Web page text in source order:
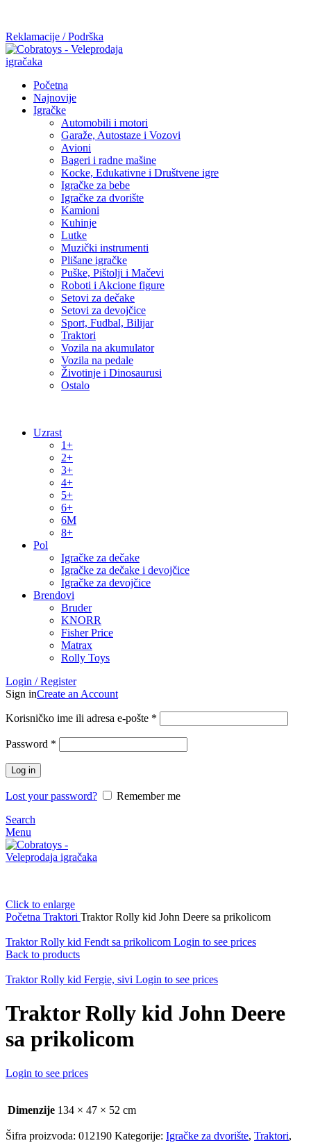
Reklamacije / Podrška
Početna
Najnovije
Igračke
Automobili i motori
Garaže, Autostaze i Vozovi
Avioni
Bageri i radne mašine
Kocke, Edukativne i Društvene igre
Igračke za bebe
Igračke za dvorište
Kamioni
Kuhinje
Lutke
Muzički instrumenti
Plišane igračke
Puške, Pištolji i Mačevi
Roboti i Akcione figure
Setovi za dečake
Setovi za devojčice
Sport, Fudbal, Bilijar
Traktori
Vozila na akumulator
Vozila na pedale
Životinje i Dinosaurusi
Ostalo
Uzrast
1+
2+
3+
4+
5+
6+
6M
8+
Pol
Igračke za dečake
Igračke za dečake i devojčice
Igračke za devojčice
Brendovi
Bruder
KNORR
Fisher Price
Matrax
Rolly Toys
Login / Register
Sign inCreate an Account
Korisničko ime ili adresa e-pošte *
Password *
Log in
Lost your password?
Remember me
Search
Menu
Click to enlarge
Početna Traktori Traktor Rolly kid John Deere sa prikolicom
Traktor Rolly kid Fendt sa prikolicom Login to see prices
Back to products
Traktor Rolly kid Fergie, sivi Login to see prices
Traktor Rolly kid John Deere
sa prikolicom
Login to see prices
Dimenzije 134 × 47 × 52 cm
Šifra proizvoda: 012190 Kategorije: Igračke za dvorište, Traktori,